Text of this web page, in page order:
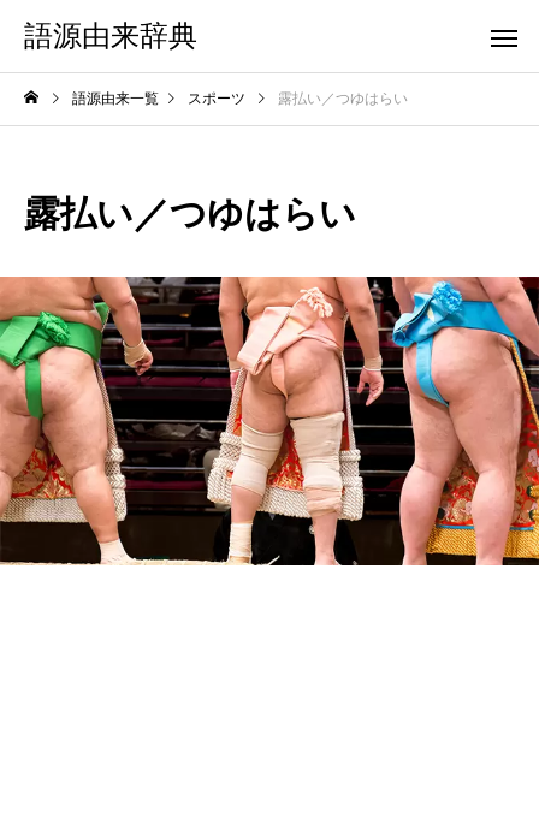
語源由来辞典
語源由来一覧 スポーツ 露払い／つゆはらい
露払い／つゆはらい